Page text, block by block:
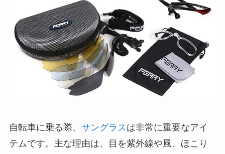
自転車に乗る際、 サングラスは非常に重要なアイ
テムです。主な理由は、目を紫外線や風、ほこり